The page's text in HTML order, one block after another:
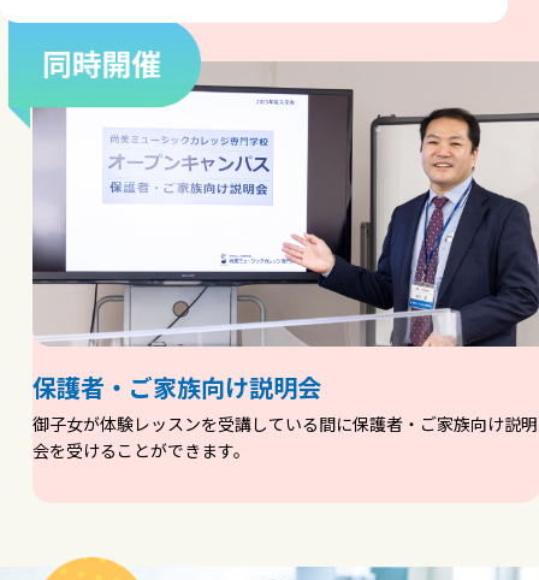
保護者・ご家族向け説明会
御子女が体験レッスンを受講している間に保護者・ご家族向け説明
会を受けることができます。